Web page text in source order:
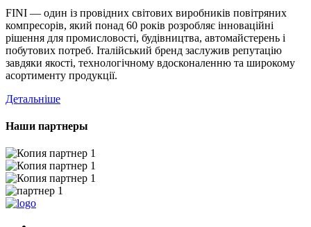
FINI — один із провідних світових виробників повітряних
компресорів, який понад 60 років розробляє інноваційні
рішення для промисловості, будівництва, автомайстерень і
побутових потреб. Італійський бренд заслужив репутацію
завдяки якості, технологічному вдосконаленню та широкому
асортименту продукції.
Детальніше
Наши партнеры